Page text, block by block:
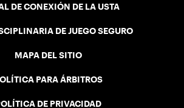
DE CONEXIÓN DE LA USTA
DE JUEGO SEGURO
MAPA DEL SITIO
PARA ÁRBITROS
DE PRIVACIDAD